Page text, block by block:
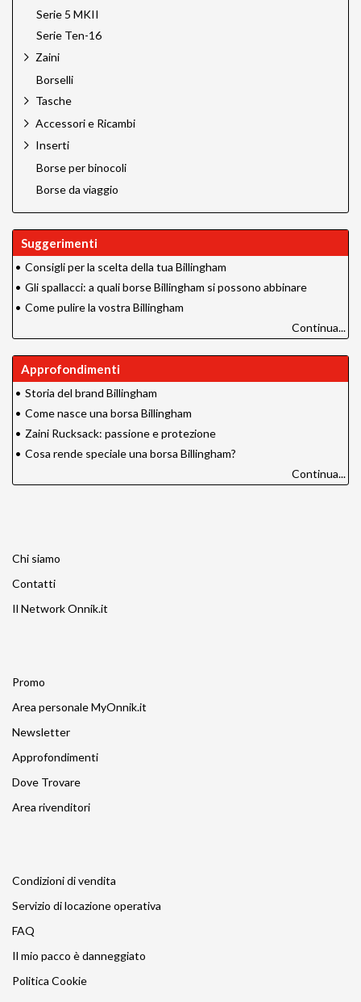
Serie 5 MKII
Serie Ten-16
Zaini
Borselli
Tasche
Accessori e Ricambi
Inserti
Borse per binocoli
Borse da viaggio
Suggerimenti
• Consigli per la scelta della tua Billingham
• Gli spallacci: a quali borse Billingham si possono abbinare
• Come pulire la vostra Billingham
Continua...
Approfondimenti
• Storia del brand Billingham
• Come nasce una borsa Billingham
• Zaini Rucksack: passione e protezione
• Cosa rende speciale una borsa Billingham?
Continua...
Chi siamo
Contatti
Il Network Onnik.it
Promo
Area personale MyOnnik.it
Newsletter
Approfondimenti
Dove Trovare
Area rivenditori
Condizioni di vendita
Servizio di locazione operativa
FAQ
Il mio pacco è danneggiato
Politica Cookie